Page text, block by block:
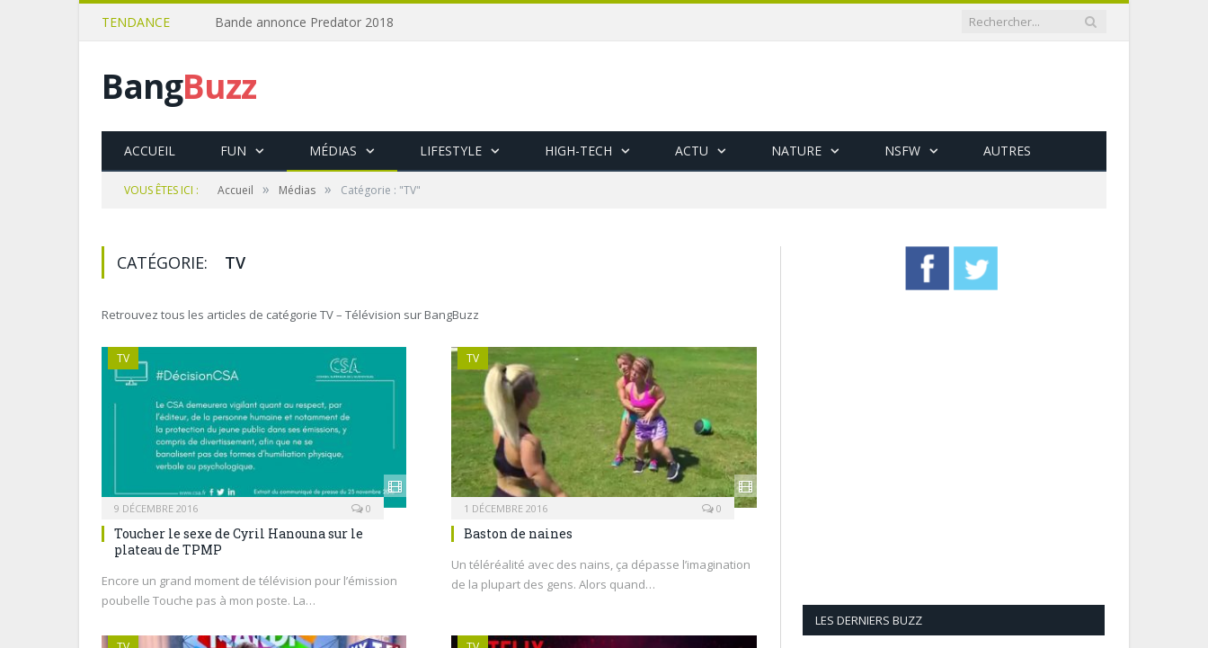
TENDANCE Bande annonce Predator 2018
BangBuzz
ACCUEIL FUN MÉDIAS LIFESTYLE HIGH-TECH ACTU NATURE NSFW AUTRES
VOUS ÊTES ICI : Accueil » Médias » Catégorie : "TV"
CATÉGORIE: TV
Retrouvez tous les articles de catégorie TV – Télévision sur BangBuzz
TV
9 DÉCEMBRE 2016 0
Toucher le sexe de Cyril Hanouna sur le
plateau de TPMP
Encore un grand moment de télévision pour l’émission
poubelle Touche pas à mon poste. La…
TV
1 DÉCEMBRE 2016 0
Baston de naines
Un téléréalité avec des nains, ça dépasse l’imagination
de la plupart des gens. Alors quand…
LES DERNIERS BUZZ